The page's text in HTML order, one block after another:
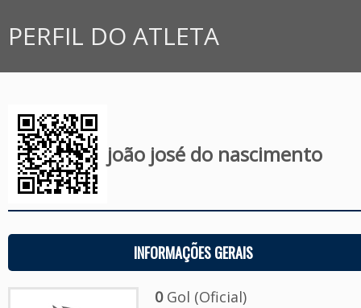
PERFIL DO ATLETA
joão josé do nascimento
INFORMAÇÕES GERAIS
0Gol (Oficial)